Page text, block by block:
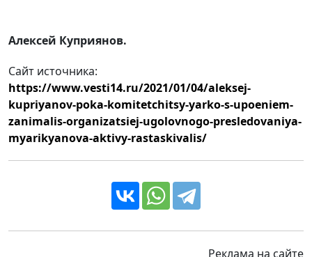
Алексей Куприянов.
Сайт источника:
https://www.vesti14.ru/2021/01/04/aleksej-
kupriyanov-poka-komitetchitsy-yarko-s-upoeniem-
zanimalis-organizatsiej-ugolovnogo-presledovaniya-
myarikyanova-aktivy-rastaskivalis/
Реклама на сайте